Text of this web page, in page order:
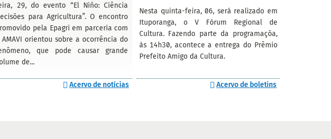
29, do evento “El Niño: Ciência
para Agricultura”. O encontro
pela Epagri em parceria com
AMAVI orientou sobre a ocorrência do
que pode causar grande
de...
Acervo de notícias
keys
to
increase
or
Nesta quinta-feira, 06, será realizado em
Ituporanga, o V Fórum Regional de
Cultura. Fazendo parte da programaçõa,
às 14h30, acontece a entrega do Prêmio
Prefeito Amigo da Cultura.
Acervo de boletins